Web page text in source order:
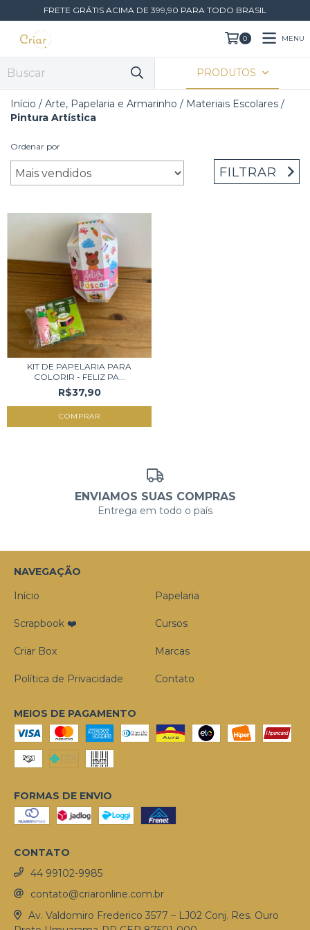
FRETE GRÁTIS ACIMA DE 399,90 PARA TODO BRASIL
0 MENU
PRODUTOS
Início / Arte, Papelaria e Armarinho / Materiais Escolares /
Pintura Artística
Ordenar por
FILTRAR
KIT DE PAPELARIA PARA
COLORIR - FELIZ PA...
R$37,90
ENVIAMOS SUAS COMPRAS
Entrega em todo o país
NAVEGAÇÃO
Início
Papelaria
Scrapbook ❤️ Cursos
Criar Box Marcas
Política de Privacidade Contato
MEIOS DE PAGAMENTO
FORMAS DE ENVIO
CONTATO
44 99102-9985
contato@criaronline.com.br
Av. Valdomiro Frederico 3577 – LJ02 Conj. Res. Ouro